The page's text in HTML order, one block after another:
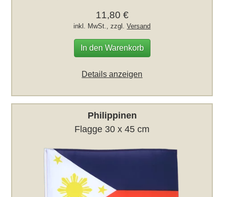
11,80 €
inkl. MwSt., zzgl.Versand
In den Warenkorb
Details anzeigen
Philippinen
Flagge 30 x 45 cm